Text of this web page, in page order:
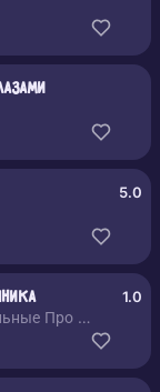
5.0
Сказки народов мира Поучительные Про животных
1.0